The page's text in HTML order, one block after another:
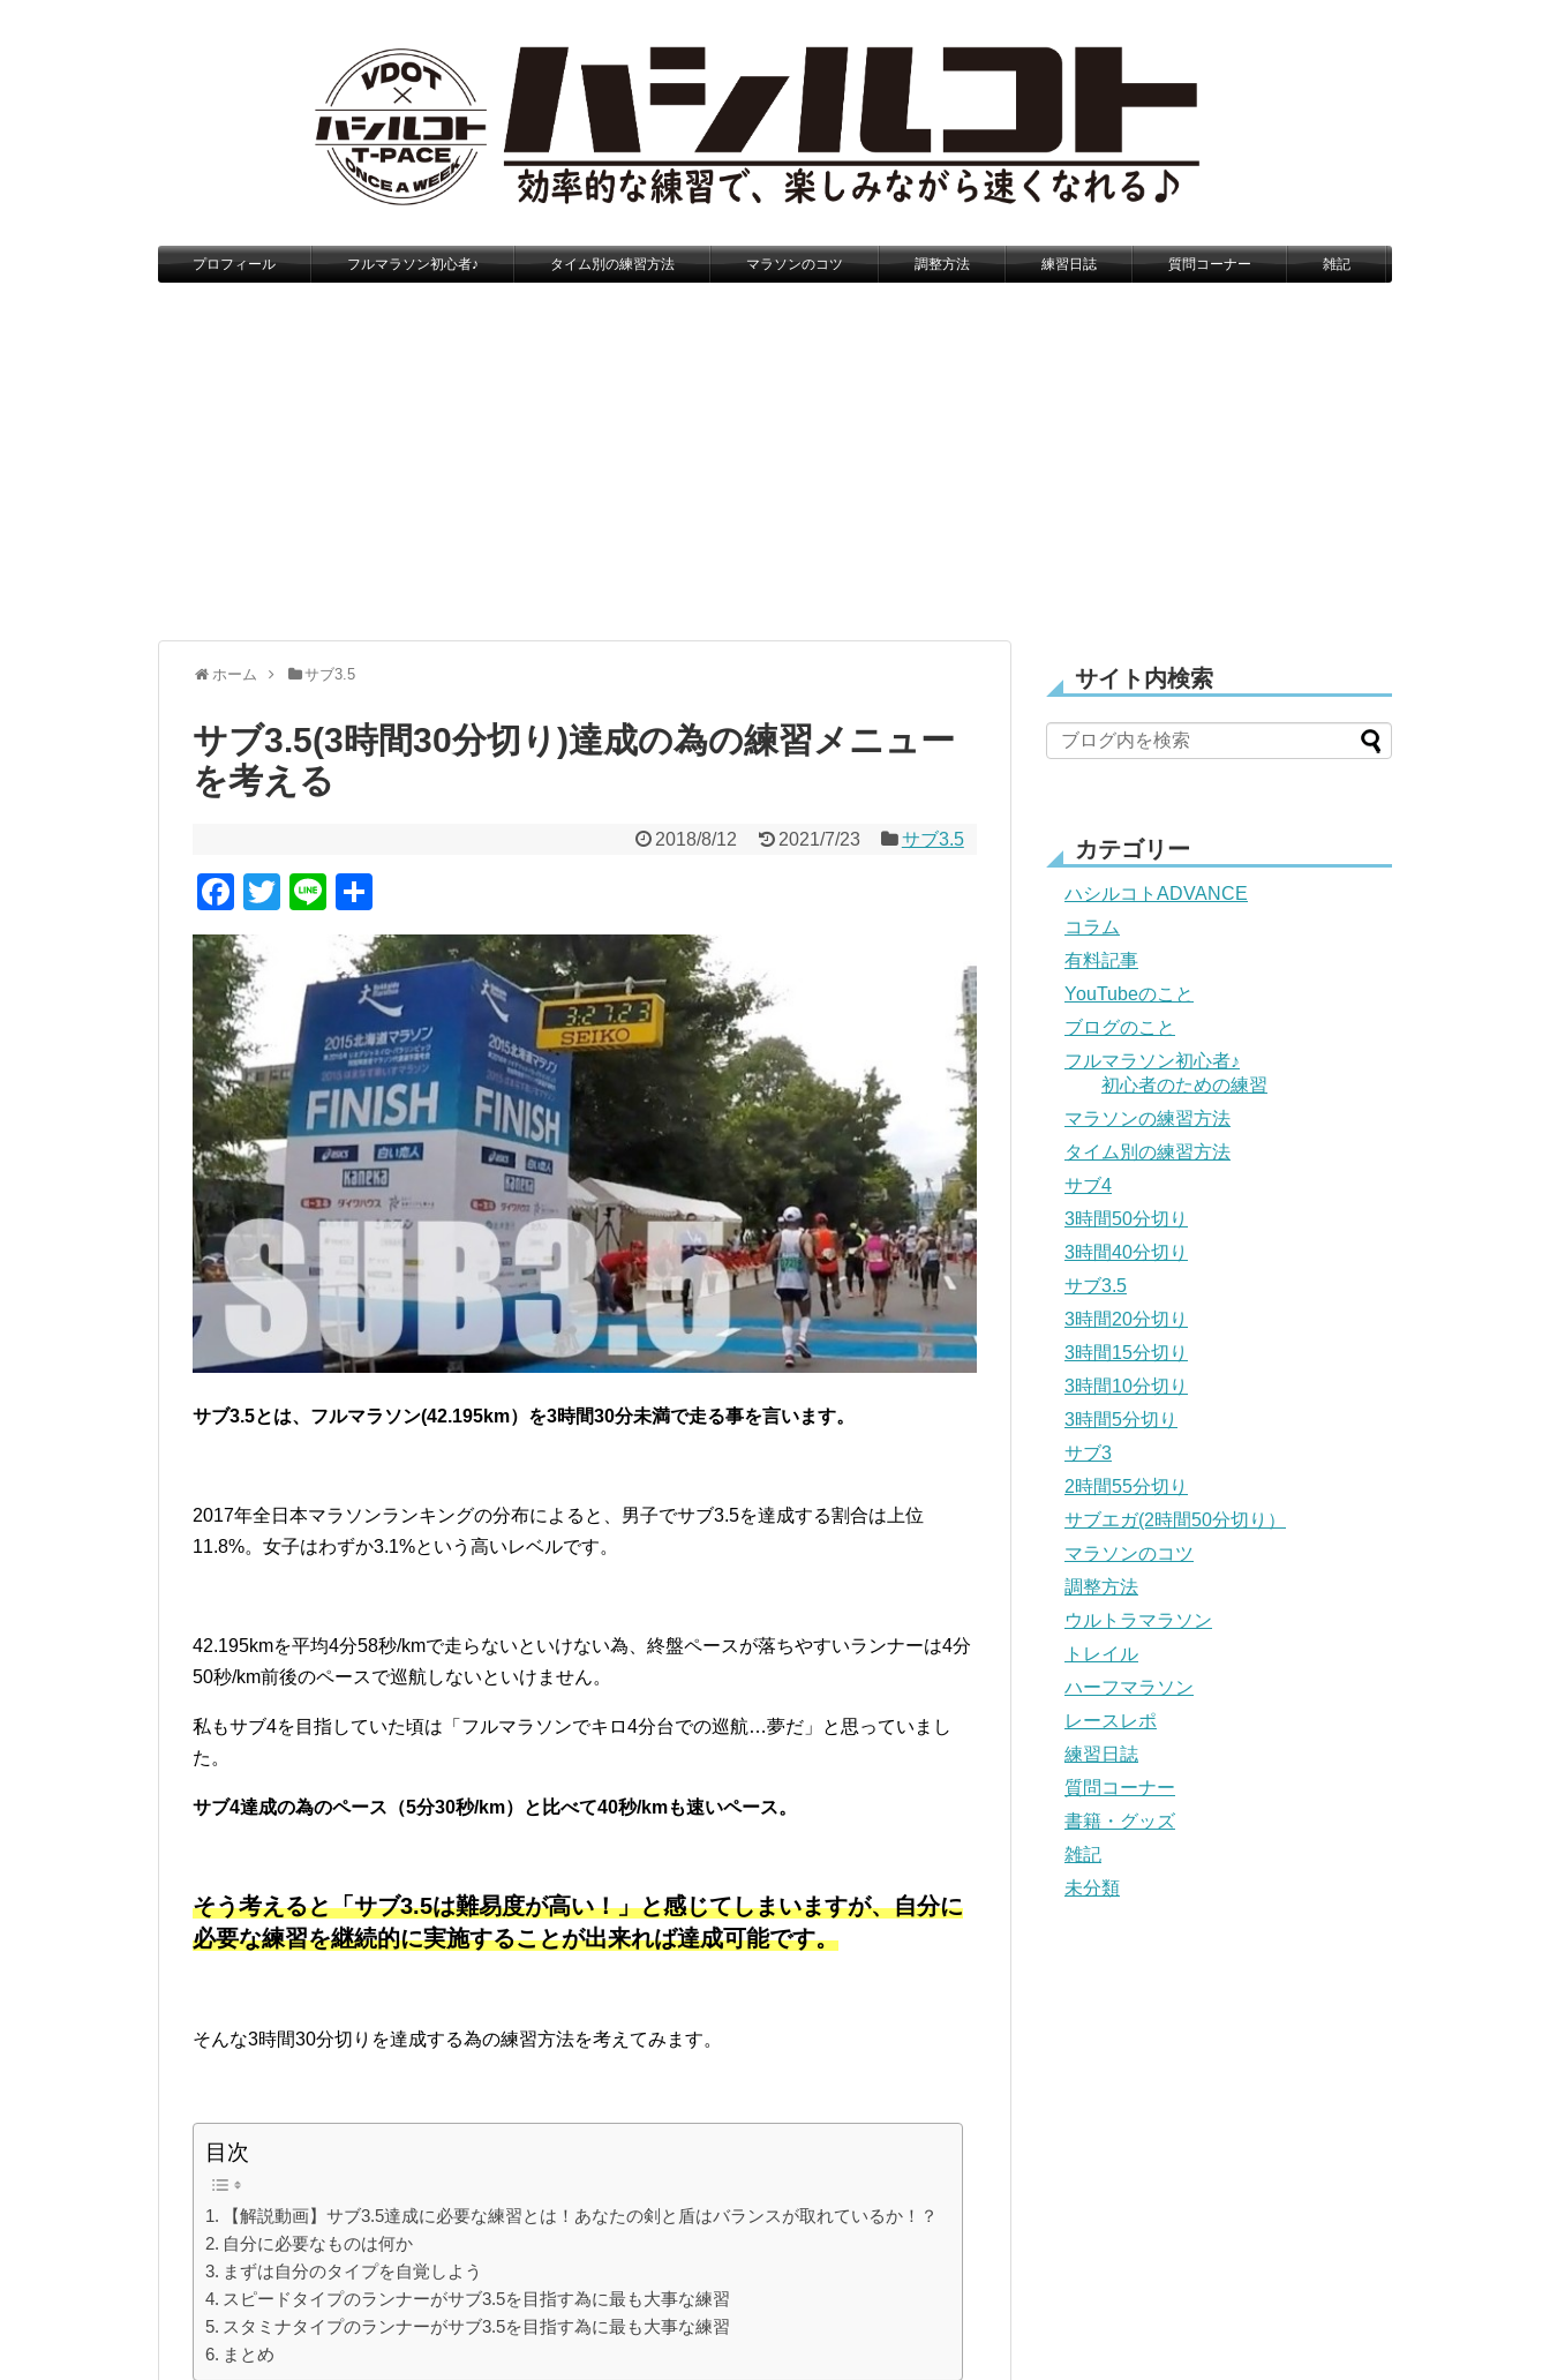
プロフィール フルマラソン初心者♪ タイム別の練習方法 マラソンのコツ 調整方法 練習日誌 質問コーナー 雑記
ホーム サブ3.5
サブ3.5(3時間30分切り)達成の為の練習メニュー
を考える
2018/8/12 2021/7/23 サブ3.5
F
a
c
e
b
o
o
k
T
er
Li
n
e
有
サブ3.5とは、フルマラソン(42.195km）を3時間30分未満で走る事を言います。
2017年全日本マラソンランキングの分布によると、男子でサブ3.5を達成する割合は上位
11.8%。女子はわずか3.1%という高いレベルです。
42.195kmを平均4分58秒/kmで走らないといけない為、終盤ペースが落ちやすいランナーは4分
50秒/km前後のペースで巡航しないといけません。
私もサブ4を目指していた頃は「フルマラソンでキロ4分台での巡航…夢だ」と思っていまし
た。
サブ4達成の為のペース（5分30秒/km）と比べて40秒/kmも速いペース。
そう考えると「サブ3.5は難易度が高い！」と感じてしまいますが、自分に
必要な練習を継続的に実施することが出来れば達成可能です。
そんな3時間30分切りを達成する為の練習方法を考えてみます。
目次
【解説動画】サブ3.5達成に必要な練習とは！あなたの剣と盾はバランスが取れているか！？
自分に必要なものは何か
まずは自分のタイプを自覚しよう
スピードタイプのランナーがサブ3.5を目指す為に最も大事な練習
スタミナタイプのランナーがサブ3.5を目指す為に最も大事な練習
まとめ
サイト内検索
カテゴリー
ハシルコトADVANCE
コラム
有料記事
YouTubeのこと
ブログのこと
フルマラソン初心者♪
初心者のための練習
マラソンの練習方法
タイム別の練習方法
サブ4
3時間50分切り
3時間40分切り
サブ3.5
3時間20分切り
3時間15分切り
3時間10分切り
3時間5分切り
サブ3
2時間55分切り
サブエガ(2時間50分切り）
マラソンのコツ
調整方法
ウルトラマラソン
トレイル
ハーフマラソン
レースレポ
練習日誌
質問コーナー
書籍・グッズ
雑記
未分類